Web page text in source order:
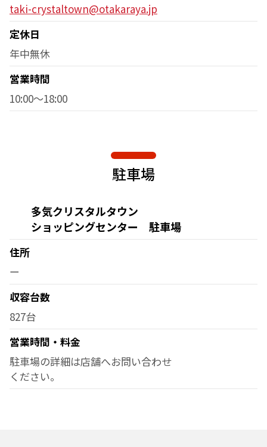
taki-crystaltown@otakaraya.jp
定休日
年中無休
営業時間
10:00～18:00
駐車場
多気クリスタルタウン
ショッピングセンター 駐車場
住所
ー
収容台数
827台
営業時間・料金
駐車場の詳細は店舗へお問い合わせ
ください。